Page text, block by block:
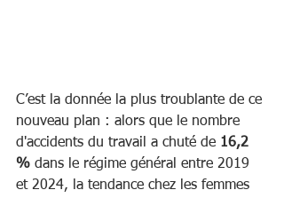
C’est la donnée la plus troublante de ce
nouveau plan : alors que le nombre
d'accidents du travail a chuté de 16,2
% dans le régime général entre 2019
et 2024, la tendance chez les femmes